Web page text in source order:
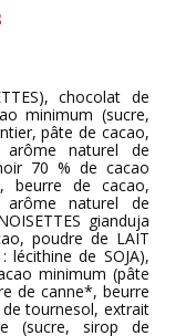
chocolat de
minimum (sucre,
pâte de cacao,
arôme naturel de
70 % de cacao
beurre de cacao,
arôme naturel de
gianduja
poudre de LAIT
de SOJA),
minimum (pâte
de canne*, beurre
tournesol, extrait
(sucre, sirop de